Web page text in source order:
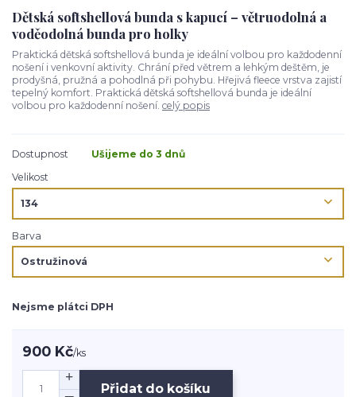
Dětská softshellová bunda s kapucí – větruodolná a
voděodolná bunda pro holky
Praktická dětská softshellová bunda je ideální volbou pro každodenní
nošení i venkovní aktivity. Chrání před větrem a lehkým deštěm, je
prodyšná, pružná a pohodlná při pohybu. Hřejivá fleece vrstva zajistí
tepelný komfort. Praktická dětská softshellová bunda je ideální
volbou pro každodenní nošení. celý popis
Dostupnost
Ušijeme do 3 dnů
Velikost
Barva
Nejsme plátci DPH
900 Kč/ks
Přidat do košíku